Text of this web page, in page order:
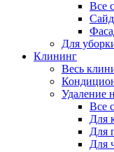
Все
Для
Клининг
Весь
Удаление
Все
Для
Для
Для